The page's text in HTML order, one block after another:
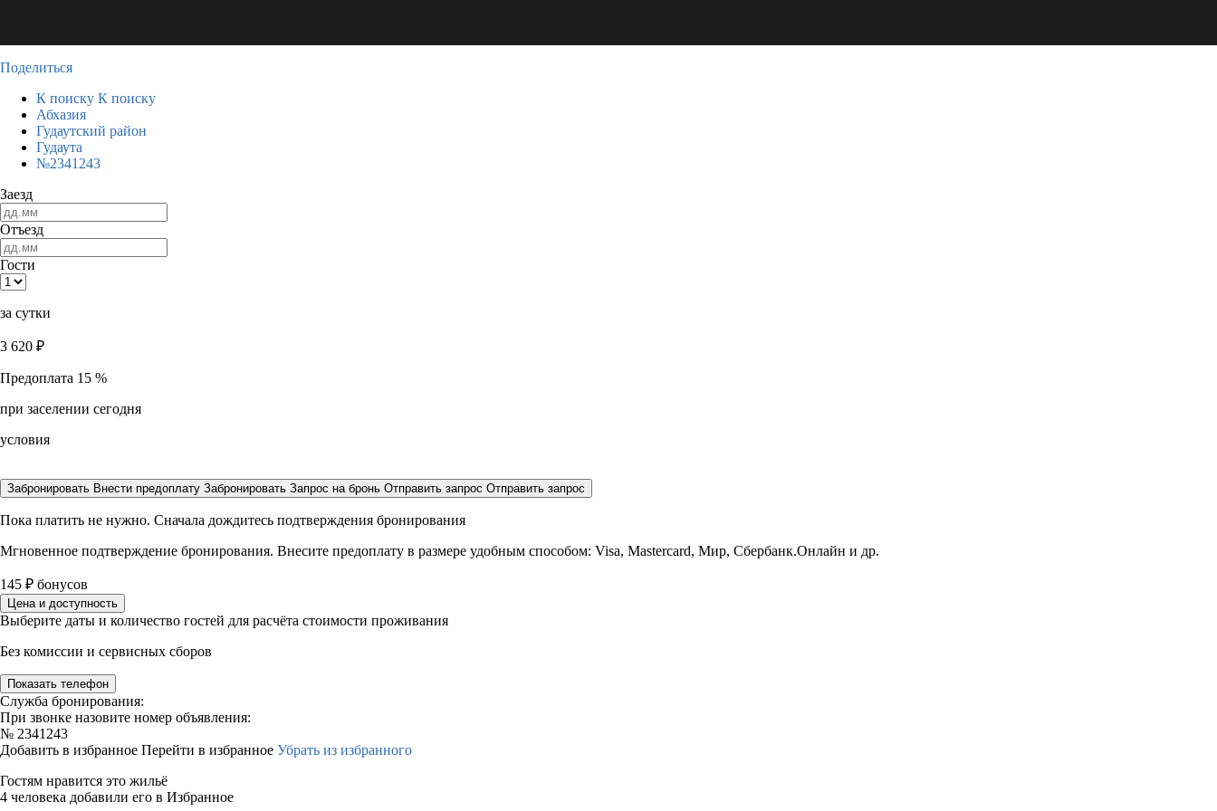
Поделиться
К поиску К поиску
Абхазия
Гудаутский район
Гудаута
№2341243
Заезд
Отъезд
Гости
за сутки
3 620 ₽
Предоплата 15 %
при заселении сегодня
условия
Забронировать Внести предоплату Забронировать Запрос на бронь Отправить запрос Отправить запрос
Пока платить не нужно. Сначала дождитесь подтверждения бронирования
Мгновенное подтверждение бронирования. Внесите предоплату в размере удобным способом: Visa, Mastercard, Мир, Сбербанк.Онлайн и др.
145 ₽ бонусов
Цена и доступность
Выберите даты и количество гостей для расчёта стоимости проживания
Без комиссии и сервисных сборов
Показать телефон
Служба бронирования:
При звонке назовите номер объявления:
№ 2341243
Добавить в избранное Перейти в избранное Убрать из избранного
Гостям нравится это жильё
4 человека добавили его в Избранное